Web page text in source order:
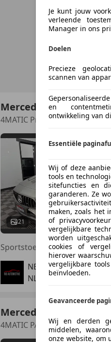
Mercedes-Benz CLA 35
4MATIC Premium Plus
21
NB Automotive
NL-2461 LZ TER AAR
Mercedes-Benz CLA 35
4MATIC PANO/CARPLAY/BUR/
Je kunt jouw
verleende
Manager in ons
Doelen
Precieze
scannen van
en
ontwikkeling van
Essentiële
Wij of deze
tools en
sitefuncties en
garanderen. Ze
maken, zoals het
of
vergelijkbare
worden
cookies of
hierover
vergelijkbare
beïnvloeden.
Geavanceerde
Wij en derden
middelen,
onze website, om